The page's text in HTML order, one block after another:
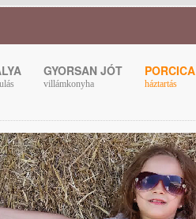
GYORSAN JÓT
villámkonyha
PORCICA
háztartás